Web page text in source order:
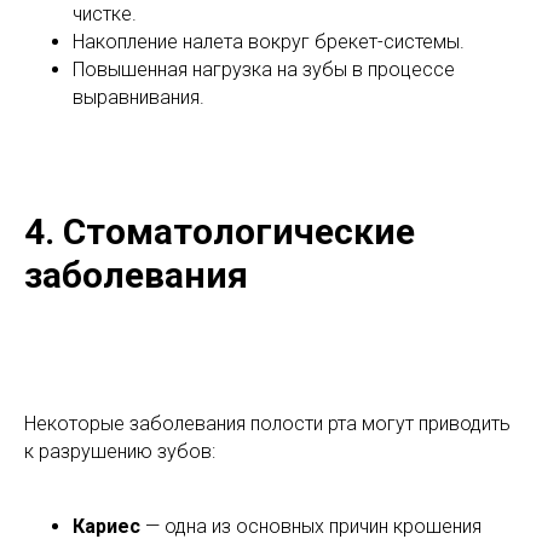
чистке.
Накопление налета вокруг брекет-системы.
Повышенная нагрузка на зубы в процессе
выравнивания.
4. Стоматологические
заболевания
Некоторые заболевания полости рта могут приводить
к разрушению зубов:
Кариес — одна из основных причин крошения